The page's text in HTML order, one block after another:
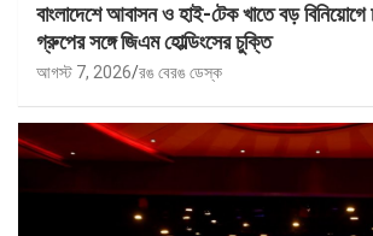
বাংলাদেশে আবাসন ও হাই-টেক খাতে বড় বিনিয়োগে
গ্রুপের সঙ্গে জিএম হোল্ডিংসের চুক্তি
আগস্ট 7, 2026 রঙ বেরঙ ডেস্ক